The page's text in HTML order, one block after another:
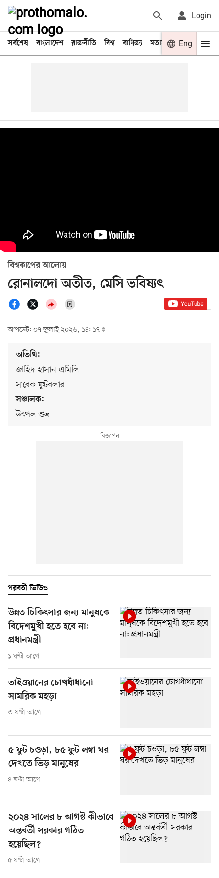
Login
সর্বশেষ বাংলাদেশ রাজনীতি বিশ্ব বাণিজ্য মতামত খেলা
Eng
বিশ্বকাপের আলোয়
রোনালদো অতীত, মেসি ভবিষ্যৎ
আপডেট: ০৭ জুলাই ২০২৬, ১৪: ১৭
অতিথি:
জাহিদ হাসান এমিলি
সাবেক ফুটবলার
সঞ্চালক:
উৎপল শুভ্র
পরবর্তী ভিডিও
উন্নত চিকিৎসার জন্য মানুষকে
বিদেশমুখী হতে হবে না:
প্রধানমন্ত্রী
১ ঘণ্টা আগে
তাইওয়ানের চোখধাঁধানো
সামরিক মহড়া
৩ ঘণ্টা আগে
৫ ফুট চওড়া, ৮৫ ফুট লম্বা ঘর
দেখতে ভিড় মানুষের
৪ ঘণ্টা আগে
২০২৪ সালের ৮ আগস্ট কীভাবে
অন্তর্বর্তী সরকার গঠিত
হয়েছিল?
৫ ঘণ্টা আগে